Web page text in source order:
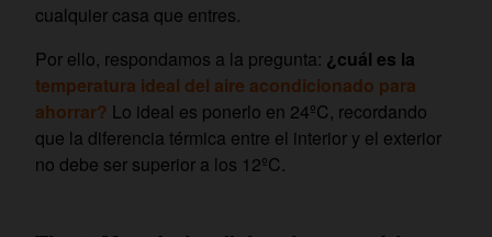
cualquier casa que entres.
Por ello, respondamos a la pregunta: ¿cuál es la
temperatura ideal del aire acondicionado para
ahorrar? Lo ideal es ponerlo en 24ºC, recordando
que la diferencia térmica entre el interior y el exterior
no debe ser superior a los 12ºC.